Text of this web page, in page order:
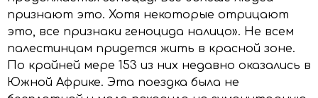
признают это. Хотя некоторые отрицают
это, все признаки геноцида налицо». Не всем
палестинцам придется жить в красной зоне.
По крайней мере 153 из них недавно оказались в
Южной Африке. Эта поездка была не